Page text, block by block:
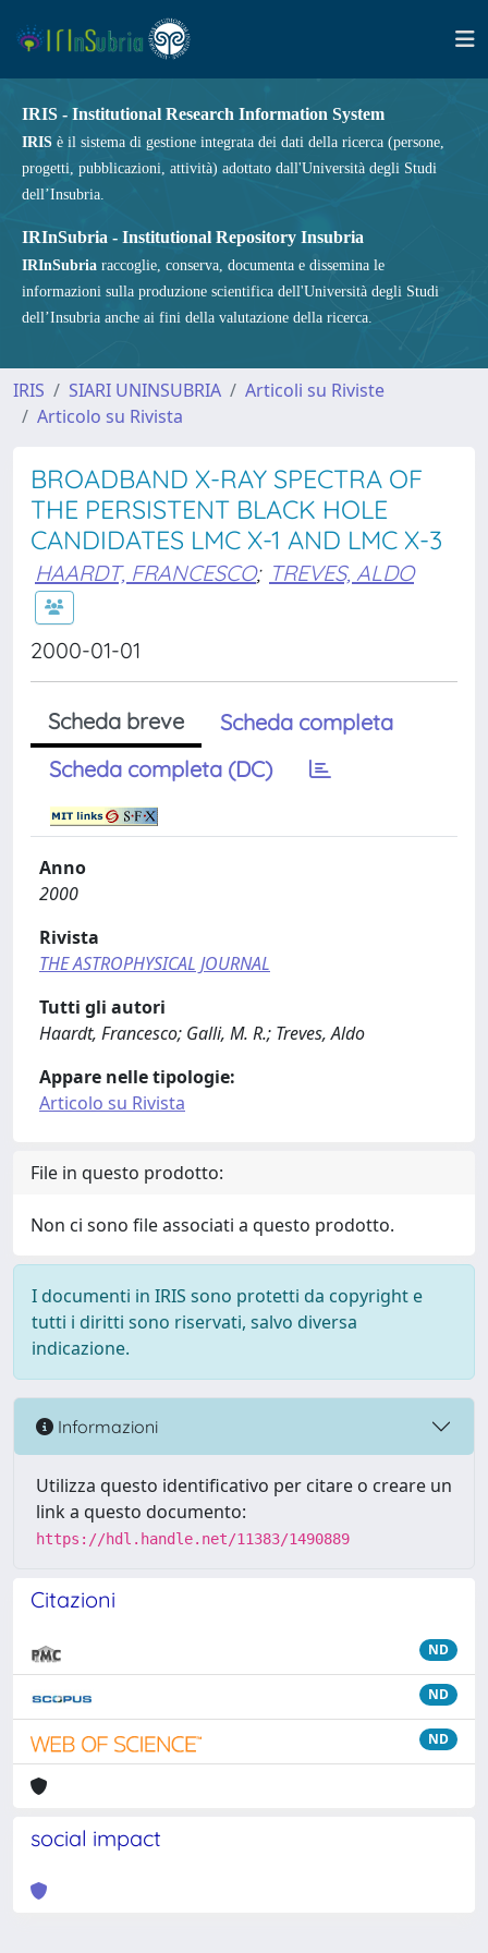
IRIS - Institutional Research Information System
IRIS è il sistema di gestione integrata dei dati della ricerca (persone,
progetti, pubblicazioni, attività) adottato dall'Università degli Studi
dell’Insubria.
IRInSubria - Institutional Repository Insubria
IRInSubria raccoglie, conserva, documenta e dissemina le
informazioni sulla produzione scientifica dell'Università degli Studi
dell’Insubria anche ai fini della valutazione della ricerca.
IRIS SIARI UNINSUBRIA
Articoli su Riviste
Articolo su Rivista
BROADBAND X-RAY SPECTRA OF
THE PERSISTENT BLACK HOLE
CANDIDATES LMC X-1 AND LMC X-3
HAARDT, FRANCESCO; TREVES, ALDO
2000-01-01
Scheda breve
Scheda completa
Scheda completa (DC)
Anno
2000
Rivista
THE ASTROPHYSICAL JOURNAL
Tutti gli autori
Haardt, Francesco; Galli, M. R.; Treves, Aldo
Appare nelle tipologie:
Articolo su Rivista
File in questo prodotto:
Non ci sono file associati a questo prodotto.
I documenti in IRIS sono protetti da copyright e
tutti i diritti sono riservati, salvo diversa
indicazione.
Informazioni
Utilizza questo identificativo per citare o creare un
link a questo documento:
https://hdl.handle.net/11383/1490889
Citazioni
ND
ND
ND
social impact